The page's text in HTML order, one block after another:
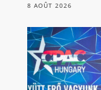
8 AOÛT 2026